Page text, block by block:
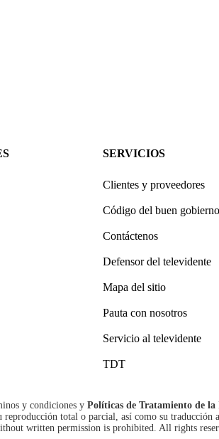
SERVICIOS
Clientes y proveedores
Código del buen gobierno
Contáctenos
Defensor del televidente
Mapa del sitio
Pauta con nosotros
Servicio al televidente
TDT
y condiciones y Políticas de Tratamiento de
reproducción total o parcial, así como su
written permission is prohibited. All rights